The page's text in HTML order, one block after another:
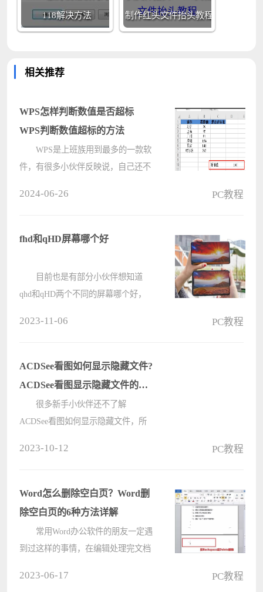
118解决方法 制作红头文件抬头教程
相关推荐
WPS怎样判断数值是否超标
WPS判断数值超标的方法
WPS是上班族用到最多的一款软
件，有很多小伙伴反映说，自己还不
哦。 1、假设雾霾标准值是100。
2024-06-26 PC教程
fhd和qHD屏幕哪个好
目前也是有部分小伙伴想知道
qhd和qHD两个不同的屏幕哪个好，
据之一。 fhd和qHD屏幕哪个好
2023-11-06 PC教程
ACDSee看图如何显示隐藏文件?
ACDSee看图显示隐藏文件的方
很多新手小伙伴还不了解
ACDSee看图如何显示隐藏文件，所
如何显示隐藏文件?ACDSee看图显示
隐藏文件的方????
2023-10-12 PC教程
Word怎么删除空白页？Word删
除空白页的6种方法详解
常用Word办公软件的朋友一定遇
到过这样的事情，在编辑处理完文档
2023-06-17 PC教程